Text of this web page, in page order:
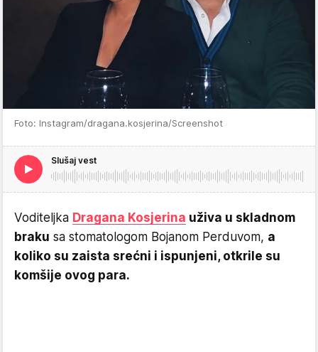
Foto: Instagram/dragana.kosjerina/Screenshot
Slušaj vest
Voditeljka Dragana Kosjerina uživa u skladnom
braku sa stomatologom Bojanom Perduvom, a
koliko su zaista srećni i ispunjeni, otkrile su
komšije ovog para.